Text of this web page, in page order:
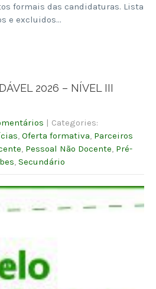
formais das candidaturas. Lista
e excluidos…
2026 – NÍVEL III
| Categories:
Oferta formativa Parceiros
Pessoal Não Docente Pré-
Secundário